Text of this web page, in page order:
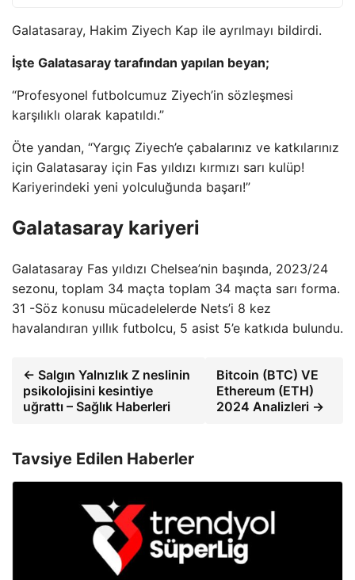
Galatasaray, Hakim Ziyech Kap ile ayrılmayı bildirdi.
İşte Galatasaray tarafından yapılan beyan;
“Profesyonel futbolcumuz Ziyech’in sözleşmesi
karşılıklı olarak kapatıldı.”
Öte yandan, “Yargıç Ziyech’e çabalarınız ve katkılarınız
için Galatasaray için Fas yıldızı kırmızı sarı kulüp!
Kariyerindeki yeni yolculuğunda başarı!”
Galatasaray kariyeri
Galatasaray Fas yıldızı Chelsea’nin başında, 2023/24
sezonu, toplam 34 maçta toplam 34 maçta sarı forma.
31 -Söz konusu mücadelelerde Nets’i 8 kez
havalandıran yıllık futbolcu, 5 asist 5’e katkıda bulundu.
← Salgın Yalnızlık Z neslinin
psikolojisini kesintiye
uğrattı – Sağlık Haberleri
Bitcoin (BTC) VE
Ethereum (ETH)
2024 Analizleri →
Tavsiye Edilen Haberler